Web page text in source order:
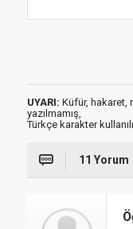
UYARI: Küfür, hakaret,
yazılmamış,
Türkçe karakter
11 Yorum